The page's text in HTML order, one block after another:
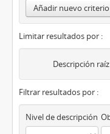
Añadir nuevo criterio
Limitar resultados por :
Descripción raíz
Filtrar resultados por :
Nivel de descripción